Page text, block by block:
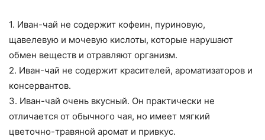
1. Иван-чай не содержит кофеин, пуриновую,
щавелевую и мочевую кислоты, которые нарушают
обмен веществ и отравляют организм.
2. Иван-чай не содержит красителей, ароматизаторов и
консервантов.
3. Иван-чай очень вкусный. Он практически не
отличается от обычного чая, но имеет мягкий
цветочно-травяной аромат и привкус.